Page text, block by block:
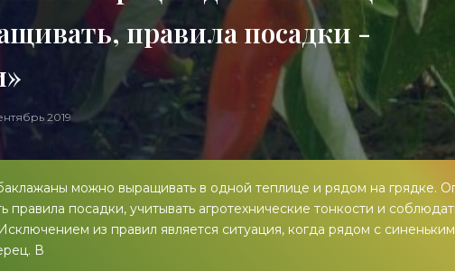
правила посадки -
2019
можно выращивать в одной теплице и рядом на грядке.
правила посадки, учитывать агротехнические тонкости и
из правил является ситуация, когда рядом с
В